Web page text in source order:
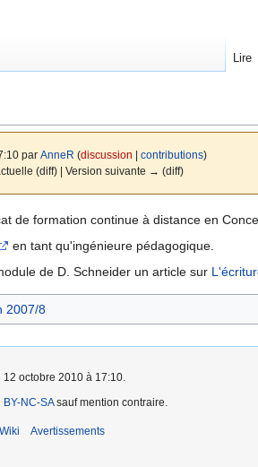
par AnneR (discussion contributions)
(diff) | Version suivante → (diff)
de formation continue à distance en
en tant qu'ingénieure pédagogique.
de D. Schneider un article sur
2007/8
Lire
octobre 2010 à 17:10.
NC-SAsauf mention contraire.
Avertissements